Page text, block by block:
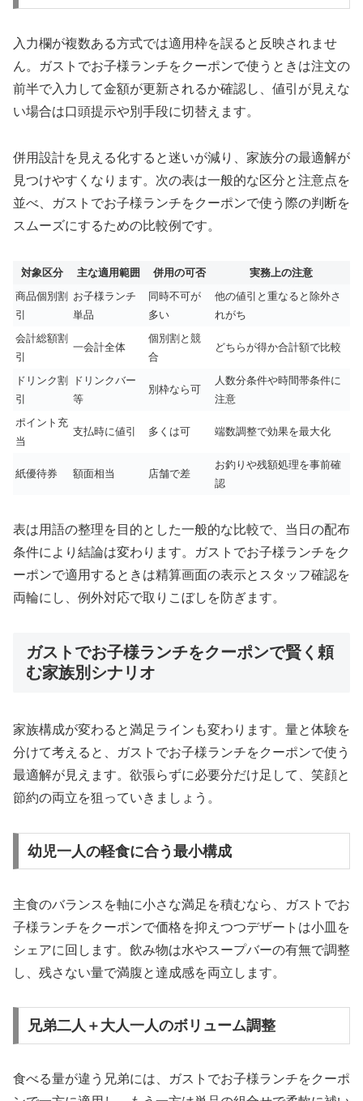
入力欄が複数ある方式では適用枠を誤ると反映されませ
ん。ガストでお子様ランチをクーポンで使うときは注文の
前半で入力して金額が更新されるか確認し、値引が見えな
い場合は口頭提示や別手段に切替えます。
併用設計を見える化すると迷いが減り、家族分の最適解が
見つけやすくなります。次の表は一般的な区分と注意点を
並べ、ガストでお子様ランチをクーポンで使う際の判断を
スムーズにするための比較例です。
対象区分 主な適用範囲 併用の可否
実務上の注意
商品個別割
引
お子様ランチ
単品
同時不可が
多い
他の値引と重なると除外さ
れがち
会計総額割
引
一会計全体
個別割と競
合
どちらが得か合計額で比較
ドリンク割
引
ドリンクバー
等
別枠なら可
人数分条件や時間帯条件に
注意
ポイント充
当
支払時に値引 多くは可 端数調整で効果を最大化
紙優待券 額面相当 店舗で差
お釣りや残額処理を事前確
認
表は用語の整理を目的とした一般的な比較で、当日の配布
条件により結論は変わります。ガストでお子様ランチをク
ーポンで適用するときは精算画面の表示とスタッフ確認を
両輪にし、例外対応で取りこぼしを防ぎます。
ガストでお子様ランチをクーポンで賢く頼
む家族別シナリオ
家族構成が変わると満足ラインも変わります。量と体験を
分けて考えると、ガストでお子様ランチをクーポンで使う
最適解が見えます。欲張らずに必要分だけ足して、笑顔と
節約の両立を狙っていきましょう。
幼児一人の軽食に合う最小構成
主食のバランスを軸に小さな満足を積むなら、ガストでお
子様ランチをクーポンで価格を抑えつつデザートは小皿を
シェアに回します。飲み物は水やスープバーの有無で調整
し、残さない量で満腹と達成感を両立します。
兄弟二人＋大人一人のボリューム調整
食べる量が違う兄弟には、ガストでお子様ランチをクーポ